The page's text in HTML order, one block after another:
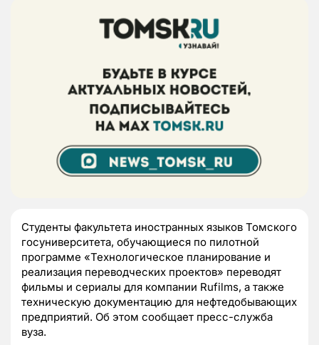
Студенты факультета иностранных языков Томского
госуниверситета, обучающиеся по пилотной
программе «Технологическое планирование и
реализация переводческих проектов» переводят
фильмы и сериалы для компании Rufilms, а также
техническую документацию для нефтедобывающих
предприятий. Об этом сообщает пресс-служба
вуза.